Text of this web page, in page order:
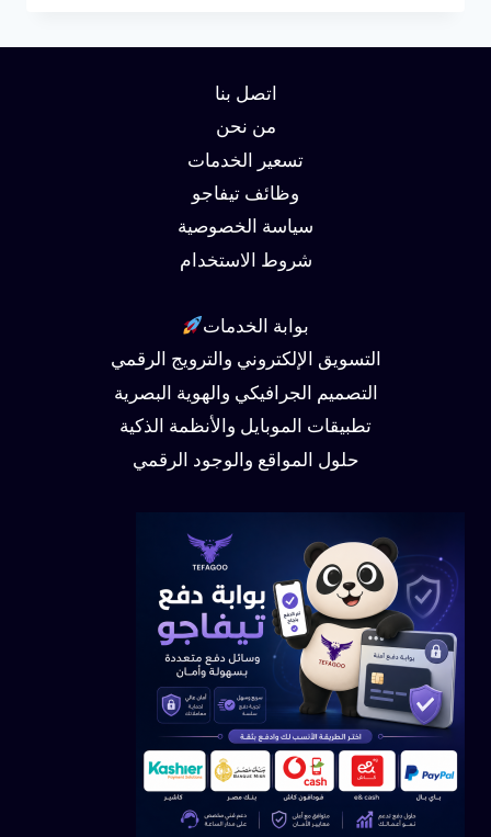
اتصل بنا
من نحن
تسعير الخدمات
وظائف تيفاجو
سياسة الخصوصية
شروط الاستخدام
بوابة الخدمات
التسويق الإلكتروني والترويج الرقمي
التصميم الجرافيكي والهوية البصرية
تطبيقات الموبايل والأنظمة الذكية
حلول المواقع والوجود الرقمي